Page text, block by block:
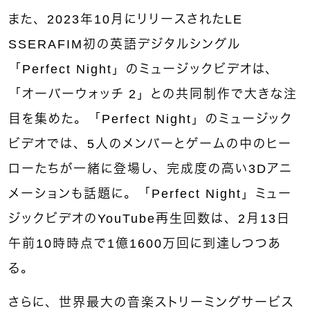
また、2023年10月にリリースされたLE
SSERAFIM初の英語デジタルシングル
「Perfect Night」のミュージックビデオは、
「オーバーウォッチ 2」との共同制作で大きな注
目を集めた。「Perfect Night」のミュージック
ビデオでは、5人のメンバーとゲームの中のヒー
ローたちが一緒に登場し、完成度の高い3Dアニ
メーションも話題に。「Perfect Night」ミュー
ジックビデオのYouTube再生回数は、2月13日
午前10時時点で1億1600万回に到達しつつあ
る。
さらに、世界最大の音楽ストリーミングサービス